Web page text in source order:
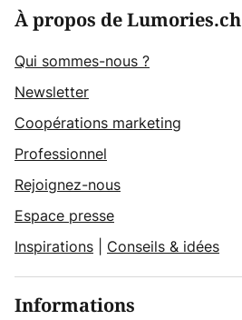
À propos de Lumories.ch
Qui sommes-nous ?
Newsletter
Coopérations marketing
Professionnel
Rejoignez-nous
Espace presse
Inspirations
Conseils & idées
Informations